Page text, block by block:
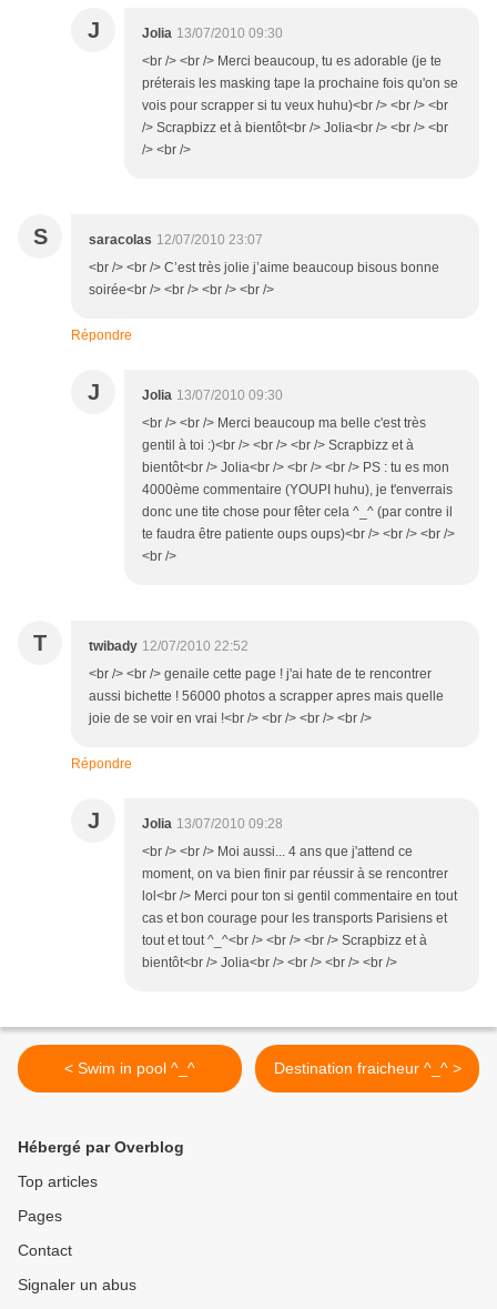
J Jolia 13/07/2010 09:30
<br /> <br /> Merci beaucoup, tu es adorable (je te
préterais les masking tape la prochaine fois qu'on se
vois pour scrapper si tu veux huhu)<br /> <br /> <br
/> Scrapbizz et à bientôt<br /> Jolia<br /> <br /> <br
/> <br />
S saracolas 12/07/2010 23:07
<br /> <br /> C’est très jolie j’aime beaucoup bisous bonne
soirée<br /> <br /> <br /> <br />
Répondre
J Jolia 13/07/2010 09:30
<br /> <br /> Merci beaucoup ma belle c'est très
gentil à toi :)<br /> <br /> <br /> Scrapbizz et à
bientôt<br /> Jolia<br /> <br /> <br /> PS : tu es mon
4000ème commentaire (YOUPI huhu), je t'enverrais
donc une tite chose pour fêter cela ^_^ (par contre il
te faudra être patiente oups oups)<br /> <br /> <br />
<br />
T twibady 12/07/2010 22:52
<br /> <br /> genaile cette page ! j'ai hate de te rencontrer
aussi bichette ! 56000 photos a scrapper apres mais quelle
joie de se voir en vrai !<br /> <br /> <br /> <br />
Répondre
J Jolia 13/07/2010 09:28
<br /> <br /> Moi aussi... 4 ans que j'attend ce
moment, on va bien finir par réussir à se rencontrer
lol<br /> Merci pour ton si gentil commentaire en tout
cas et bon courage pour les transports Parisiens et
tout et tout ^_^<br /> <br /> <br /> Scrapbizz et à
bientôt<br /> Jolia<br /> <br /> <br /> <br />
< Swim in pool ^_^ Destination fraicheur ^_^ >
Hébergé par Overblog
Top articles
Pages
Contact
Signaler un abus